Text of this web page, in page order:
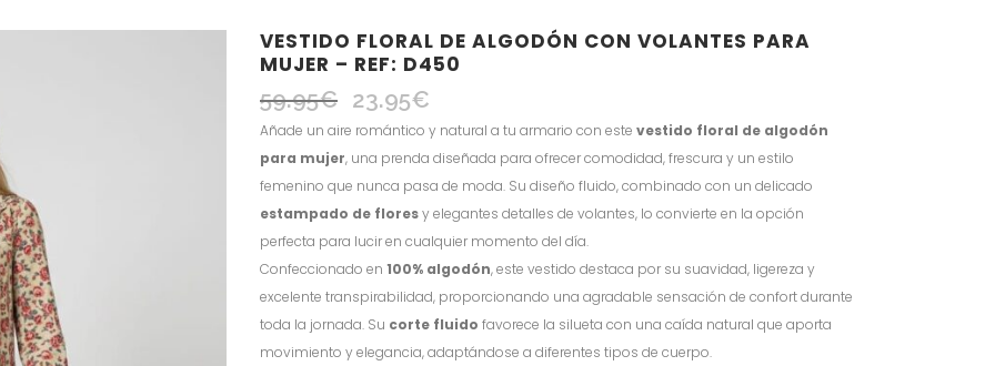
VESTIDO FLORAL DE ALGODÓN CON VOLANTES PARA
MUJER – REF: D450
59.95€
El
precio
original
era:
59.95€.
23.95€
precio
actual
es:
23.95€.
Añade un aire romántico y natural a tu armario con este vestido floral de algodón
para mujer, una prenda diseñada para ofrecer comodidad, frescura y un estilo
femenino que nunca pasa de moda. Su diseño fluido, combinado con un delicado
estampado de floresy elegantes detalles de volantes, lo convierte en la opción
perfecta para lucir en cualquier momento del día.
Confeccionado en 100% algodón, este vestido destaca por su suavidad, ligereza y
excelente transpirabilidad, proporcionando una agradable sensación de confort durante
toda la jornada. Su corte fluido favorece la silueta con una caída natural que aporta
movimiento y elegancia, adaptándose a diferentes tipos de cuerpo.